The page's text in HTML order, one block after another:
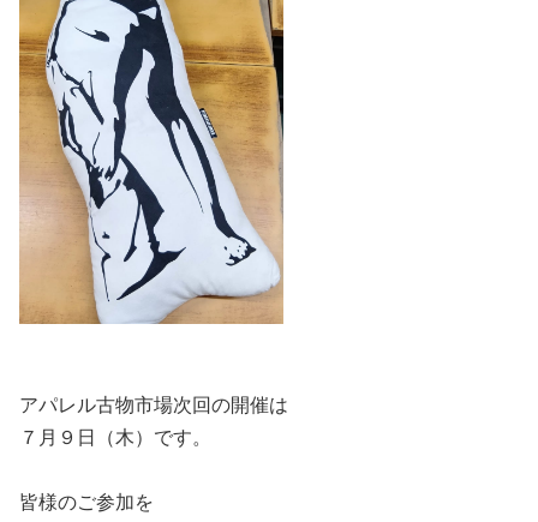
アパレル古物市場次回の開催は
７月９日（木）です。
皆様のご参加を